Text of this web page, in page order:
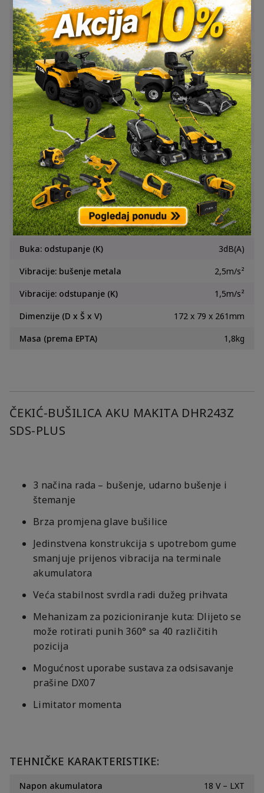
Br. okr. u slob. hodu 2. br.
0 – 2.000min-1
Kapacitet stezne glave
1,5 – 13mm
Maks. pro. bušenja (čelik
Ø)
13mm
Maks. pro. bušenja (drvo
Ø)
38mm
Postavke momenta
21 + D
Maks. okretni moment
(tvrdo)
54Nm
Maks. okretni moment
(meko)
30Nm
Buka: zvučni tlak
76dB(A
Buka: odstupanje (K)
3dB(A)
Vibracije: bušenje metala
2,5m/s²
Vibracije: odstupanje (K)
1,5m/s²
Dimenzije (D x Š x V)
172 x 79 x 261mm
Masa (prema EPTA)
1,8kg
ČEKIĆ-BUŠILICA AKU MAKITA DHR243Z
SDS-PLUS
3 načina rada – bušenje, udarno bušenje i
štemanje
Brza promjena glave bušilice
Jedinstvena konstrukcija s upotrebom gume
smanjuje prijenos vibracija na terminale
akumulatora
Veća stabilnost svrdla radi dužeg prihvata
Mehanizam za pozicioniranje kuta: Dlijeto se
može rotirati punih 360° sa 40 različitih
pozicija
Mogućnost uporabe sustava za odsisavanje
prašine DX07
Limitator momenta
TEHNIČKE KARAKTERISTIKE:
Napon akumulatora 18 V – LXT